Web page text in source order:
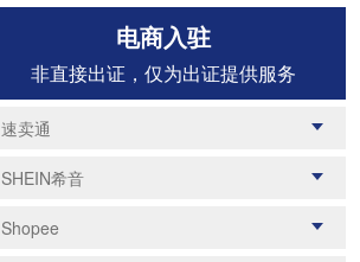
电商入驻
非直接出证，仅为出证提供服务
速卖通
运动户外
玩具类
SHEIN希音
珠宝首饰
Shopee